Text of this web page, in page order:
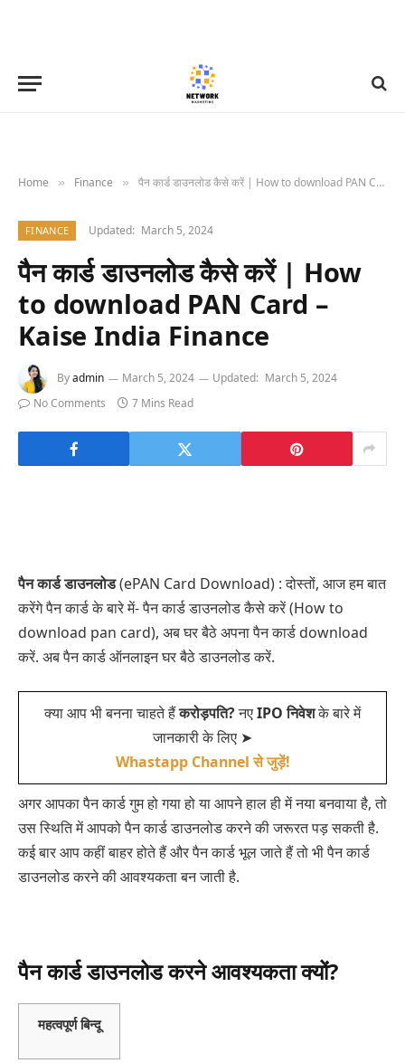
Home » Finance » पैन कार्ड डाउनलोड कैसे करें | How to download PAN Card – Kaise India Finance
FINANCE Updated: March 5, 2024
पैन कार्ड डाउनलोड कैसे करें | How
to download PAN Card –
Kaise India Finance
Byadmin March 5, 2024 Updated: March 5, 2024
No Comments
7 Mins Read
पैन कार्ड डाउनलोड(ePAN Card Download) : दोस्तों, आज हम बात
करेंगे पैन कार्ड के बारे में- पैन कार्ड डाउनलोड कैसे करें (How to
download pan card), अब घर बैठे अपना पैन कार्ड download
करें. अब पैन कार्ड ऑनलाइन घर बैठे डाउनलोड करें.
क्या आप भी बनना चाहते हैंकरोड़पति?नएIPO निवेशके बारे में
जानकारी के लिए ➤
Whastapp Channel से जुड़ें!
अगर आपका पैन कार्ड गुम हो गया हो या आपने हाल ही में नया बनवाया है, तो
उस स्थिति में आपको पैन कार्ड डाउनलोड करने की जरूरत पड़ सकती है.
कई बार आप कहीं बाहर होते हैं और पैन कार्ड भूल जाते हैं तो भी पैन कार्ड
डाउनलोड करने की आवश्यकता बन जाती है.
पैन कार्ड डाउनलोड करने आवश्यकता क्यों?
महत्वपूर्ण बिन्दू